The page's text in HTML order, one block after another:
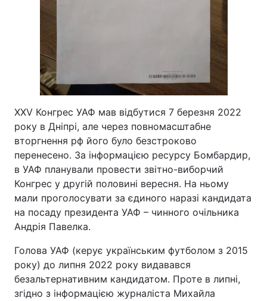
XXV Конгрес УАФ мав відбутися 7 березня 2022
року в Дніпрі, але через повномасштабне
вторгнення рф його було безстроково
перенесено. За інформацією ресурсу Бомбардир,
в УАФ планували провести звітно-виборчий
Конгрес у другій половині вересня. На ньому
мали проголосувати за єдиного наразі кандидата
на посаду президента УАФ – чинного очільника
Андрія Павелка.
Голова УАФ (керує українським футболом з 2015
року) до липня 2022 року видавався
безальтернативним кандидатом. Проте в липні,
згідно з інформацією журналіста Михайла